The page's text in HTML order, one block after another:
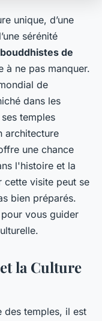
unique, d’une
sérénité
de
à ne pas manquer.
de
dans les
temples
architecture
une chance
l'histoire et la
cette visite peut se
bien préparés.
vous guider
la Culture
des temples, il est